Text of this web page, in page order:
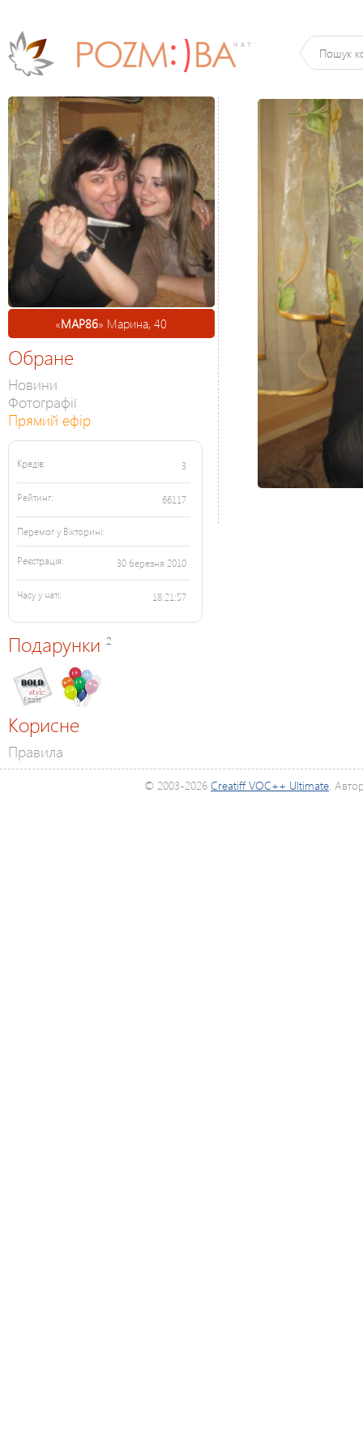
«МАР86» Марина, 40
Обране
Новини
Фотографії
Прямий ефір
Кредів: 3
Рейтинг: 66117
Перемог у Вікторині:
Реєстрація: 30 березня 2010
Часу у чаті: 18:21:57
Подарунки 2
Корисне
Правила
© 2003-2026 Creatiff VOC++ Ultimate.